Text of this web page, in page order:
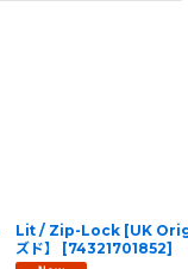
Lit / Zip-Lock [UK
ズド】
[74321701852]